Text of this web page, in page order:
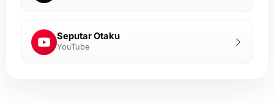
Seputar Otaku
YouTube